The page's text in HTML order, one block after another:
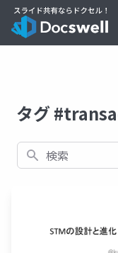
タグ
検索